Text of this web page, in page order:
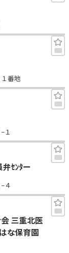
番地
１
ｾﾝﾀー
４
三重北医
な保育園